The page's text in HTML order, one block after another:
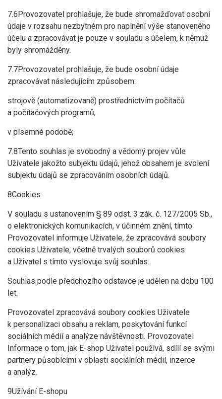
7.6Provozovatel prohlašuje, že bude shromažďovat osobní
údaje v rozsahu nezbytném pro naplnění výše stanoveného
účelu a zpracovávat je pouze v souladu s účelem, k němuž
byly shromážděny.
7.7Provozovatel prohlašuje, že bude osobní údaje
zpracovávat následujícím způsobem:
strojově (automatizovaně) prostřednictvím počítačů
a počítačových programů;
v písemné podobě;
7.8Tento souhlas je svobodný a vědomý projev vůle
Uživatele jakožto subjektu údajů, jehož obsahem je svolení
subjektu údajů se zpracováním osobních údajů.
8Cookies
V souladu s ustanovením § 89 odst. 3 zák. č. 127/2005 Sb.,
o elektronických komunikacích, v účinném znění, tímto
Provozovatel informuje Uživatele, že zpracovává soubory
cookies Uživatele, včetně trvalých souborů cookies
a Uživatel s tímto vyslovuje svůj souhlas.
Souhlas podle předchozího odstavce je udělen na dobu 100
let.
Provozovatel zpracovává soubory cookies Uživatele
k personalizaci obsahu a reklam, poskytování funkcí
sociálních médií a analýze návštěvnosti. Provozovatel
Informace o tom, jak E-shop Uživatel používá, sdílí se svými
partnery působícími v oblasti sociálních médií, inzerce
a analýz.
9Užívání E-shopu